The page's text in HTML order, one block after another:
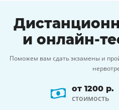
и онлайн-
Поможем вам сдать экзамены и
от 1200 р.
стоимость